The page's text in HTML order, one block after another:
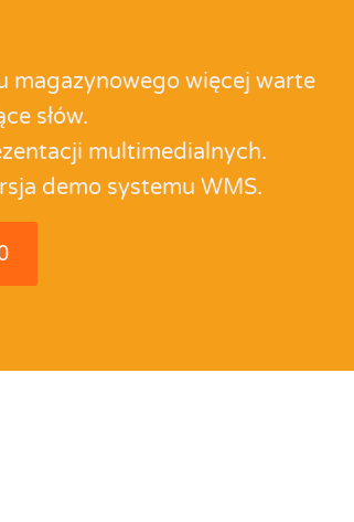
magazynowego więcej warte
słów.
multimedialnych.
demo systemu WMS.